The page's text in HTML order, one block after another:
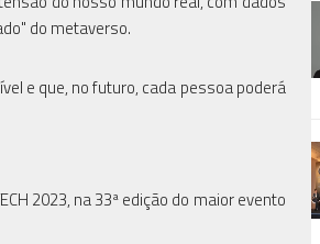
do metaverso.
e que, no futuro, cada pessoa poderá
2023, na 33ª edição do maior evento